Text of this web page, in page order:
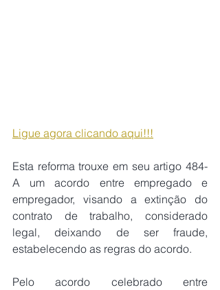
Ligue agora clicando aqui!!!
Esta reforma trouxe em seu artigo 484-
A um acordo entre empregado e
empregador, visando a extinção do
contrato de trabalho, considerado
legal, deixando de ser fraude,
estabelecendo as regras do acordo.
Pelo acordo celebrado entre